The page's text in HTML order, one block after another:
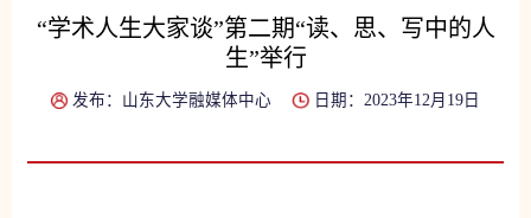
“学术人生大家谈”第二期“读、思、写中的人
生”举行
发布：山东大学融媒体中心 日期：2023年12月19日